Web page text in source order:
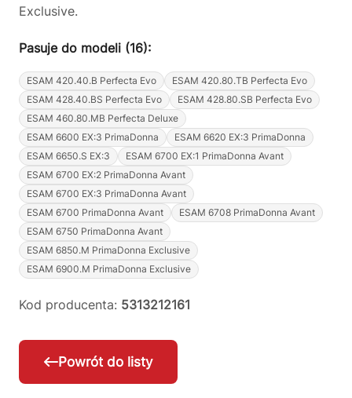
Exclusive.
Pasuje do modeli (16):
ESAM 420.40.B Perfecta Evo
ESAM 420.80.TB Perfecta Evo
ESAM 428.40.BS Perfecta Evo
ESAM 428.80.SB Perfecta Evo
ESAM 460.80.MB Perfecta Deluxe
ESAM 6600 EX:3 PrimaDonna
ESAM 6620 EX:3 PrimaDonna
ESAM 6650.S EX:3
ESAM 6700 EX:1 PrimaDonna Avant
ESAM 6700 EX:2 PrimaDonna Avant
ESAM 6700 EX:3 PrimaDonna Avant
ESAM 6700 PrimaDonna Avant
ESAM 6708 PrimaDonna Avant
ESAM 6750 PrimaDonna Avant
ESAM 6850.M PrimaDonna Exclusive
ESAM 6900.M PrimaDonna Exclusive
Kod producenta: 5313212161
Powrót do listy